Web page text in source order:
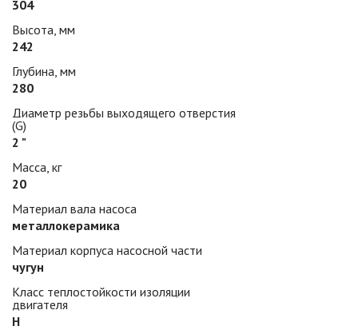
304
Высота, мм
242
Глубина, мм
280
Диаметр резьбы выходящего отверстия
(G)
2 "
Масса, кг
20
Материал вала насоса
металлокерамика
Материал корпуса насосной части
чугун
Класс теплостойкости изоляции
двигателя
H